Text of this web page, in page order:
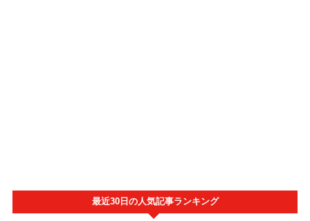
最近30日の人気記事ランキング